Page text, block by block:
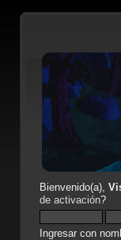
Bienvenido(a),
de activación?
Ingresar con